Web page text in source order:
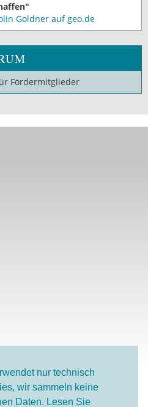
nur technisch
wir sammeln keine
Daten. Lesen Sie
Goldner auf geo.de
Fördermitglieder
Facebook
Twitter